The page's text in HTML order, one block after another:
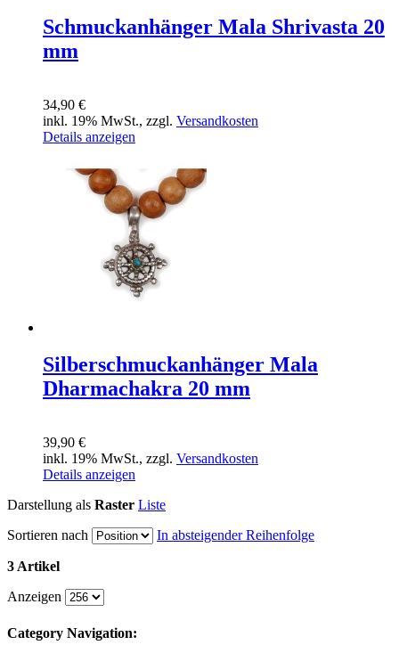
Schmuckanhänger Mala Shrivasta 20
mm
34,90 €
inkl. 19% MwSt., zzgl. Versandkosten
Details anzeigen
Silberschmuckanhänger Mala
Dharmachakra 20 mm
39,90 €
inkl. 19% MwSt., zzgl. Versandkosten
Details anzeigen
Darstellung als Raster Liste
Sortieren nach
In absteigender Reihenfolge
3 Artikel
Anzeigen
Category Navigation: